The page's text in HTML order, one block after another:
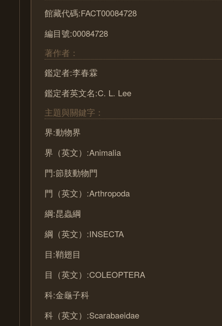
館藏代碼:FACT00084728
編目號:00084728
著作者：
鑑定者:李春霖
鑑定者英文名:C. L. Lee
主題與關鍵字：
界:動物界
界（英文）:Animalia
門:節肢動物門
門（英文）:Arthropoda
綱:昆蟲綱
綱（英文）:INSECTA
目:鞘翅目
目（英文）:COLEOPTERA
科:金龜子科
科（英文）:Scarabaeidae